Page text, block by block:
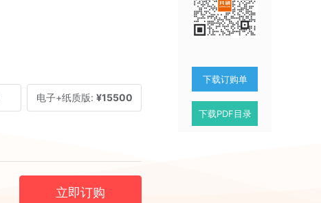
电子+纸质版: ¥15500
立即订购
下载订购单
下载PDF目录